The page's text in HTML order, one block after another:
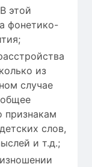
этой
фонетико-
из
случае
признакам
слов,
и т.д.;